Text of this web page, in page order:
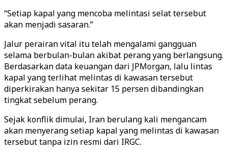
“Setiap kapal yang mencoba melintasi selat tersebut
akan menjadi sasaran.”
Jalur perairan vital itu telah mengalami gangguan
selama berbulan-bulan akibat perang yang berlangsung.
Berdasarkan data keuangan dari JPMorgan, lalu lintas
kapal yang terlihat melintas di kawasan tersebut
diperkirakan hanya sekitar 15 persen dibandingkan
tingkat sebelum perang.
Sejak konflik dimulai, Iran berulang kali mengancam
akan menyerang setiap kapal yang melintas di kawasan
tersebut tanpa izin resmi dari IRGC.